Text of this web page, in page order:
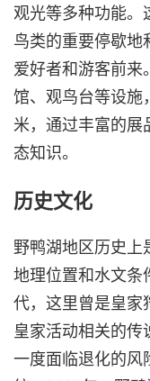
观光等多种功能。
鸟类的重要停歇地
爱好者和游客前来
馆、观鸟台等设施
米，通过丰富的展
态知识。
历史文化
野鸭湖地区历史上
地理位置和水文条
代，这里曾是皇家
皇家活动相关的
一度面临退化的风